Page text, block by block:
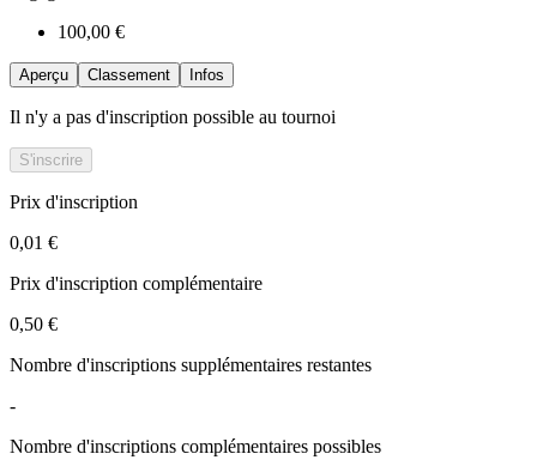
100,00 €
Aperçu Classement Infos
Il n'y a pas d'inscription possible au tournoi
S'inscrire
Prix d'inscription
0,01 €
Prix d'inscription complémentaire
0,50 €
Nombre d'inscriptions supplémentaires restantes
-
Nombre d'inscriptions complémentaires possibles